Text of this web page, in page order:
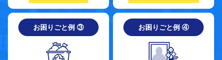
お困りごと例 ③ お困りごと例 ④